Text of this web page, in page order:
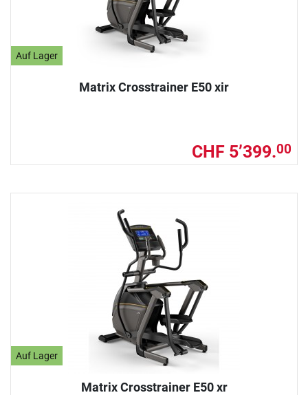
Auf Lager
Matrix Crosstrainer E50 xir
CHF 5’399.00
Auf Lager
Matrix Crosstrainer E50 xr